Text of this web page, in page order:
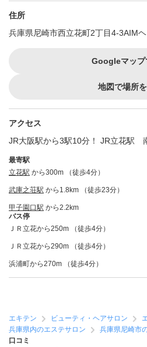
住所
兵庫県尼崎市西立花町2丁目4-3AIM
Googleマップ
地図で場所
アクセス
JR大阪駅から3駅10分！ JR立花駅
最寄駅
立花駅 から300m （徒歩4分）
武庫之荘駅 から1.8km （徒歩23分）
甲子園口駅 から2.2km
バス停
ＪＲ立花から250m （徒歩4分）
ＪＲ立花から290m （徒歩4分）
浜浦町から270m （徒歩4分）
エキテン ビューティ・ヘアサロン
兵庫県内のエステサロン
兵庫県尼崎市
口コミ